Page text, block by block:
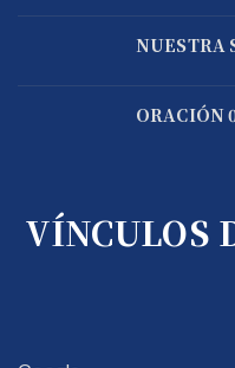
NUESTRA
ORACIÓN
VÍNCULOS